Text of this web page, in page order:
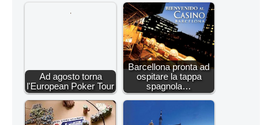
Ad agosto torna
l'European Poker Tour
Barcellona pronta ad
ospitare la tappa
spagnola…